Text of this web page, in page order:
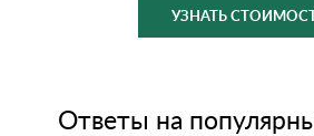
УЗНАТЬ
Ответы на